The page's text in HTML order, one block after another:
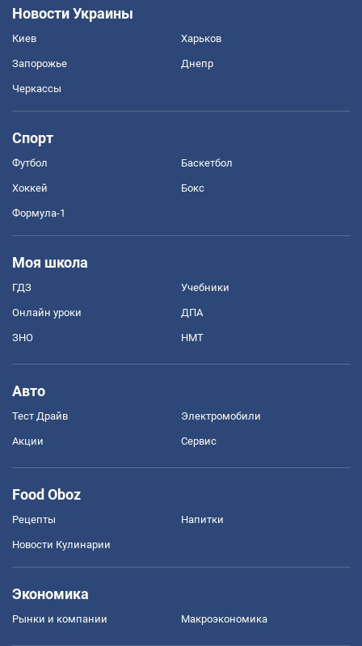
Новости Украины
Киев Харьков
Запорожье Днепр
Черкассы
Спорт
Футбол Баскетбол
Хоккей Бокс
Формула-1
Моя школа
ГДЗ Учебники
Онлайн уроки ДПА
ЗНО НМТ
Авто
Тест Драйв Электромобили
Акции Сервис
Food Oboz
Рецепты Напитки
Новости Кулинарии
Экономика
Рынки и компании Mакроэкономика